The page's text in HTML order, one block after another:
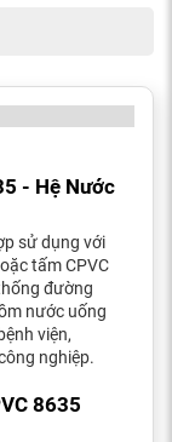
- Hệ Nước
sử dụng với
tấm CPVC
đường
nước uống
viện,
nghiệp.
8635